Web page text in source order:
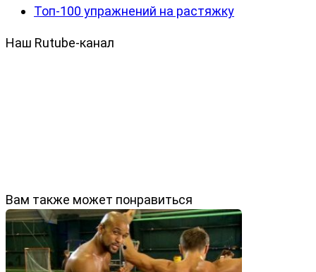
Топ-100 упражнений на растяжку
Наш Rutube-канал
Вам также может понравиться